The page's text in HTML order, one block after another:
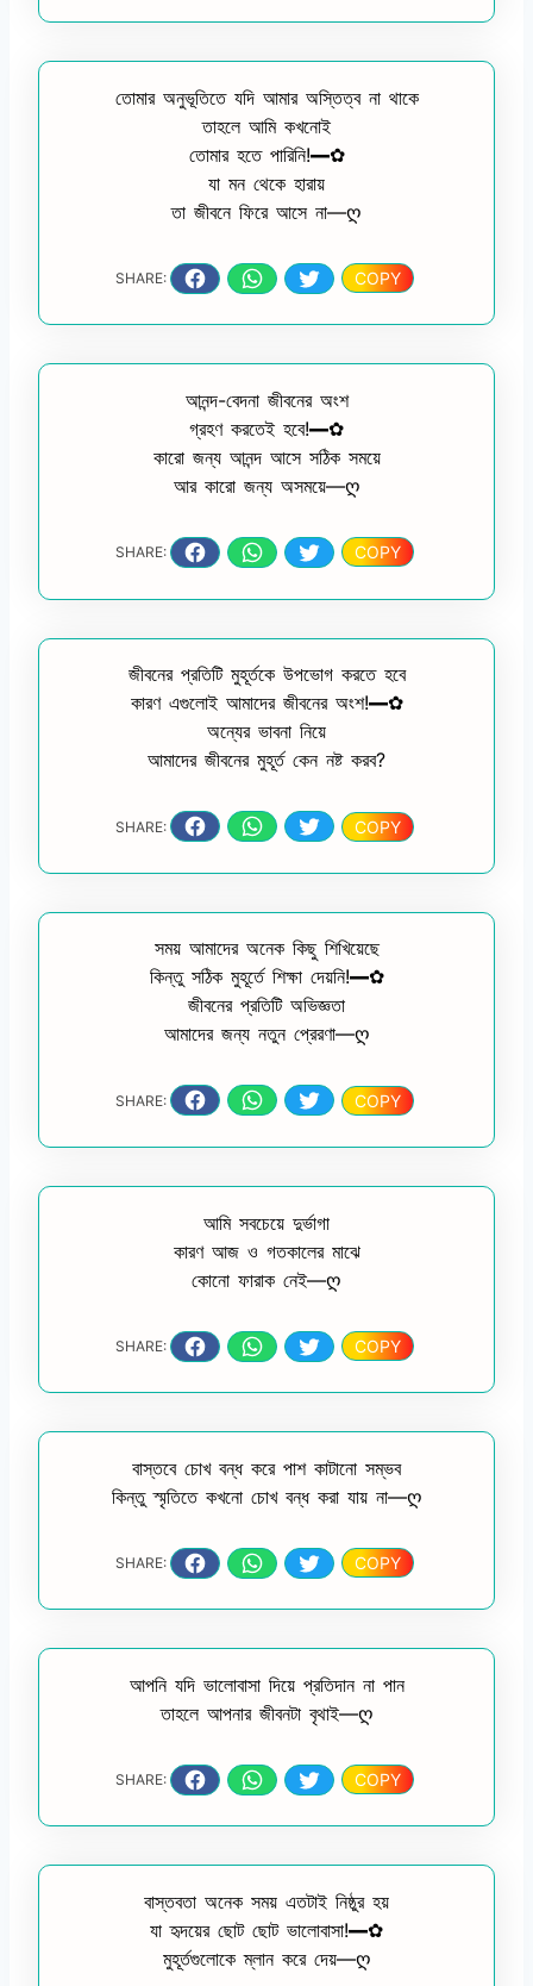
তোমার অনুভূতিতে যদি আমার অস্তিত্ব না থাকে
তাহলে আমি কখনোই
তোমার হতে পারিনি!━✿
যা মন থেকে হারায়
তা জীবনে ফিরে আসে না—ღ
SHARE: COPY
আনন্দ-বেদনা জীবনের অংশ
গ্রহণ করতেই হবে!━✿
কারো জন্য আনন্দ আসে সঠিক সময়ে
আর কারো জন্য অসময়ে—ღ
SHARE: COPY
জীবনের প্রতিটি মুহূর্তকে উপভোগ করতে হবে
কারণ এগুলোই আমাদের জীবনের অংশ!━✿
অন্যের ভাবনা নিয়ে
আমাদের জীবনের মুহূর্ত কেন নষ্ট করব?
SHARE: COPY
সময় আমাদের অনেক কিছু শিখিয়েছে
কিন্তু সঠিক মুহূর্তে শিক্ষা দেয়নি!━✿
জীবনের প্রতিটি অভিজ্ঞতা
আমাদের জন্য নতুন প্রেরণা—ღ
SHARE: COPY
আমি সবচেয়ে দুর্ভাগা
কারণ আজ ও গতকালের মাঝে
কোনো ফারাক নেই—ღ
SHARE: COPY
বাস্তবে চোখ বন্ধ করে পাশ কাটানো সম্ভব
কিন্তু স্মৃতিতে কখনো চোখ বন্ধ করা যায় না—ღ
SHARE: COPY
আপনি যদি ভালোবাসা দিয়ে প্রতিদান না পান
তাহলে আপনার জীবনটা বৃথাই—ღ
SHARE: COPY
বাস্তবতা অনেক সময় এতটাই নিষ্ঠুর হয়
যা হৃদয়ের ছোট ছোট ভালোবাসা!━✿
মুহূর্তগুলোকে ম্লান করে দেয়—ღ